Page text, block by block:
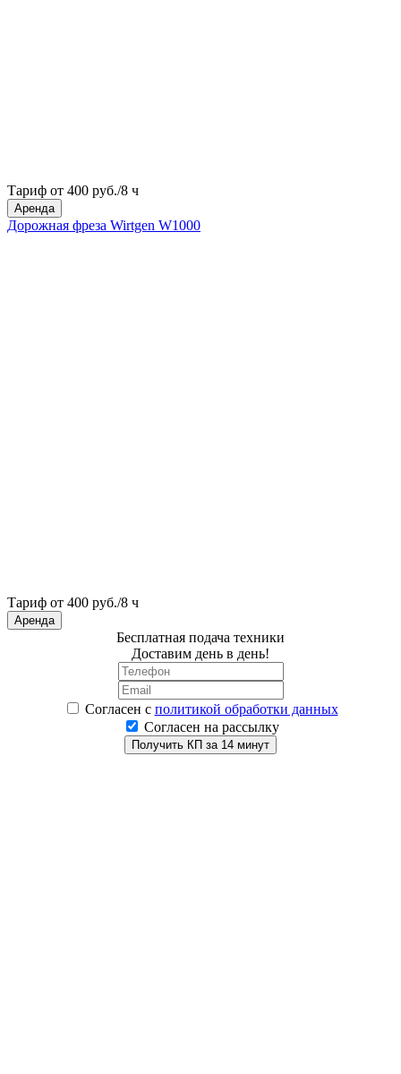
Тариф от 400 руб./8 ч
Аренда
Дорожная фреза Wirtgen W1000
Тариф от 400 руб./8 ч
Аренда
Бесплатная подача техники
Доставим день в день!
Согласен с политикой обработки данных
Согласен на рассылку
Получить КП за 14 минут